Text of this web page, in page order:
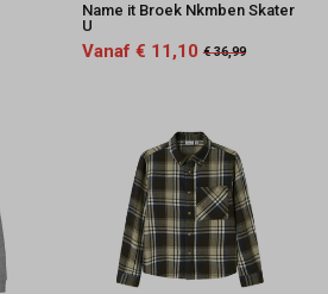
Name it Broek Nkmben Skater
U
Vanaf € 11,10 € 36,99